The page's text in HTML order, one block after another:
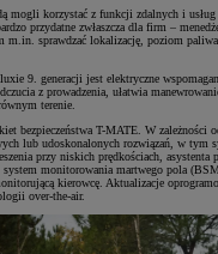
mogli korzystać z funkcji zdalnych i usług
przydatne zwłaszcza dla firm –
m.in. sprawdzać lokalizację, poziom
9. generacji jest elektryczne
z prowadzenia, ułatwia
terenie.
bezpieczeństwa T-MATE. W
lub udoskonalonych rozwiązań, w tym
przy niskich prędkościach, asystenta
monitorowania martwego pola
kierowcę. Aktualizacje
over-the-air.